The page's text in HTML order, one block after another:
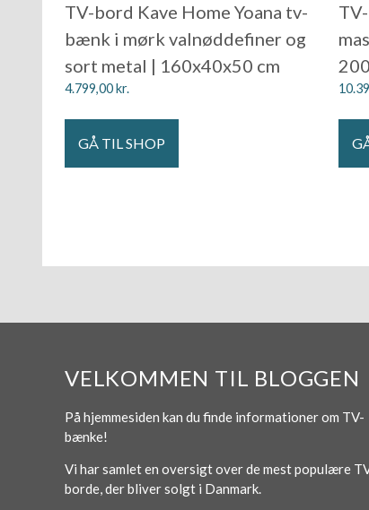
TV-bord Kave Home Yoana tv-
bænk i mørk valnøddefiner og
sort metal | 160x40x50 cm
4.799,00kr.
GÅ TIL SHOP
VELKOMMEN TIL BLOGGEN
På hjemmesiden kan du finde informationer om TV-
bænke!
Vi har samlet en oversigt over de mest populære
borde, der bliver solgt i Danmark.